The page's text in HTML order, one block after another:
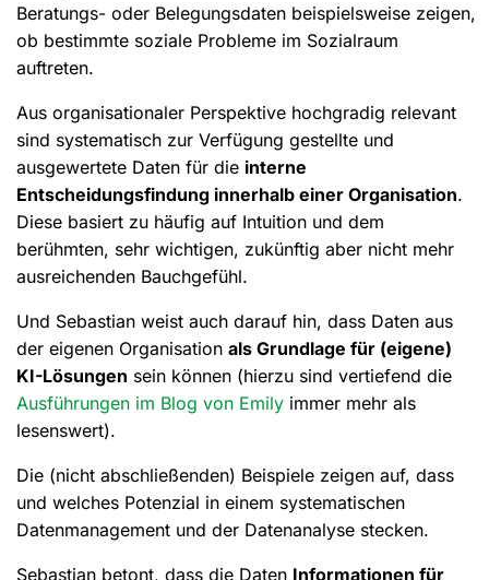
Beratungs- oder Belegungsdaten beispielsweise zeigen,
ob bestimmte soziale Probleme im Sozialraum
auftreten.
Aus organisationaler Perspektive hochgradig relevant
sind systematisch zur Verfügung gestellte und
ausgewertete Daten für die interne
Entscheidungsfindung innerhalb einer Organisation.
Diese basiert zu häufig auf Intuition und dem
berühmten, sehr wichtigen, zukünftig aber nicht mehr
ausreichenden Bauchgefühl.
Und Sebastian weist auch darauf hin, dass Daten aus
der eigenen Organisation als Grundlage für (eigene)
KI-Lösungen sein können (hierzu sind vertiefend die
Ausführungen im Blog von Emily immer mehr als
lesenswert).
Die (nicht abschließenden) Beispiele zeigen auf, dass
und welches Potenzial in einem systematischen
Datenmanagement und der Datenanalyse stecken.
Sebastian betont, dass die Daten Informationen für